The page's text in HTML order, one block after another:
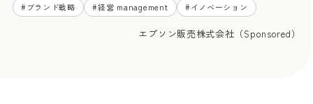
#ブランド戦略 #経営 management #イノベーション
エプソン販売株式会社（Sponsored）